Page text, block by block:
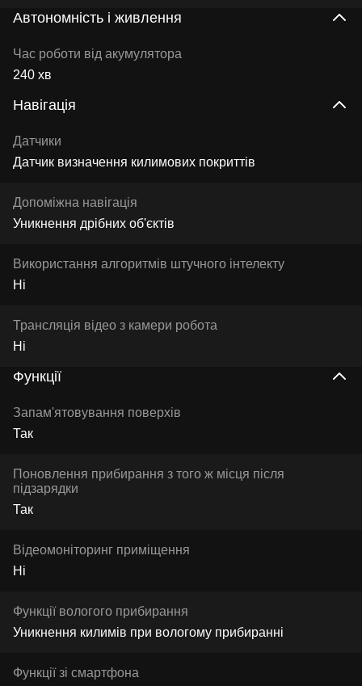
Автономність і живлення
Час роботи від акумулятора
240 хв
Навігація
Датчики
Датчик визначення килимових покриттів
Допоміжна навігація
Уникнення дрібних об'єктів
Використання алгоритмів штучного інтелекту
Ні
Трансляція відео з камери робота
Ні
Функції
Запам'ятовування поверхів
Так
Поновлення прибирання з того ж місця після
підзарядки
Так
Відеомоніторинг приміщення
Ні
Функції вологого прибирання
Уникнення килимів при вологому прибиранні
Функції зі смартфона